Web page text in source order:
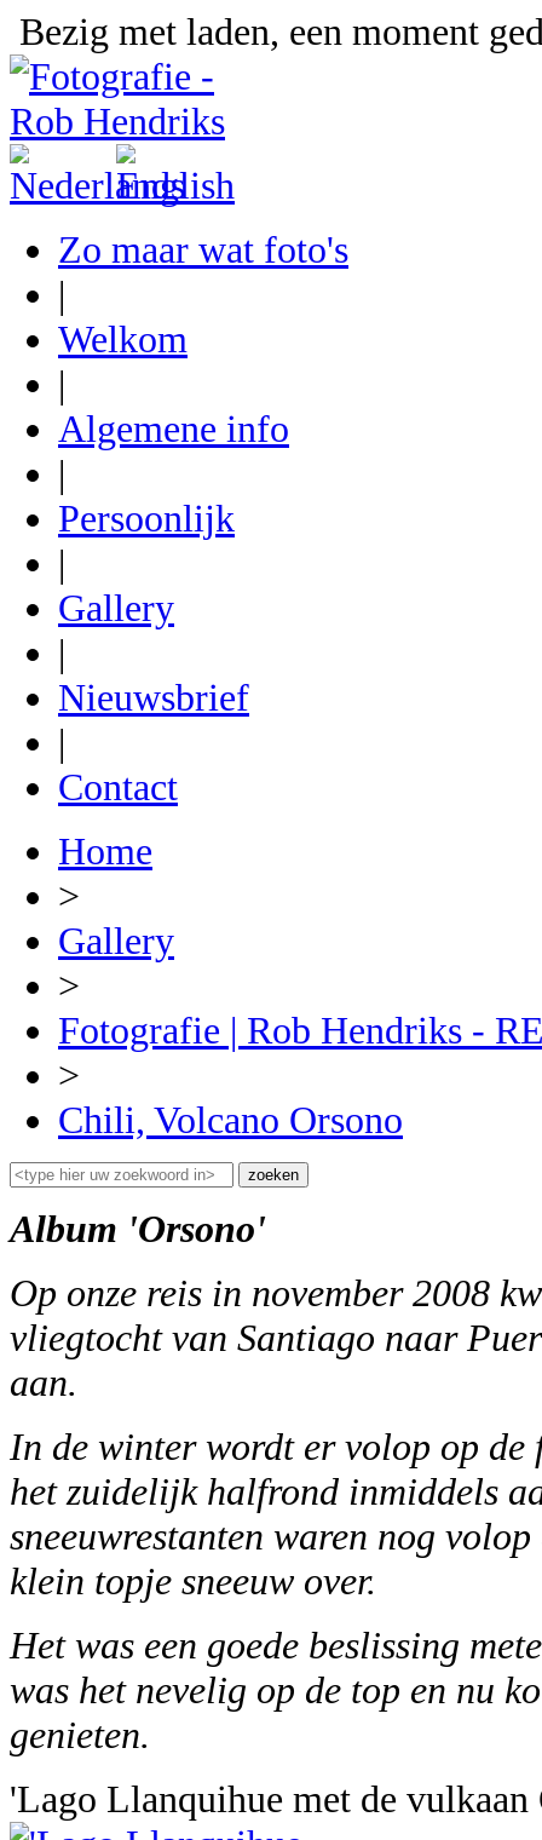
Bezig met laden, een moment
Zo maar wat foto's
|
Welkom
|
Algemene info
|
Persoonlijk
|
Gallery
|
Nieuwsbrief
|
Contact
Home
>
Gallery
>
Fotografie | Rob Hendriks -
>
Chili, Volcano Orsono
Album 'Orsono'
Op onze reis in november 2008
vliegtocht van Santiago naar
aan.
In de winter wordt er volop op de
het zuidelijk halfrond inmiddels
sneeuwrestanten waren nog
klein topje sneeuw over.
Het was een goede beslissing
was het nevelig op de top en nu
genieten.
'Lago Llanquihue met de vulkaan